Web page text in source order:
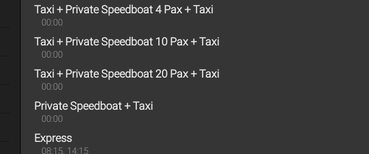
Taxi + Private Speedboat 4 Pax + Taxi
00:00
Taxi + Private Speedboat 10 Pax + Taxi
00:00
Taxi + Private Speedboat 20 Pax + Taxi
00:00
Private Speedboat + Taxi
00:00
Express
08:15, 14:15